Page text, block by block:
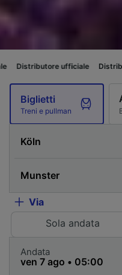
ufficiale Distributore
Biglietti
Treni e pullman
Via
Sola andata
Andata